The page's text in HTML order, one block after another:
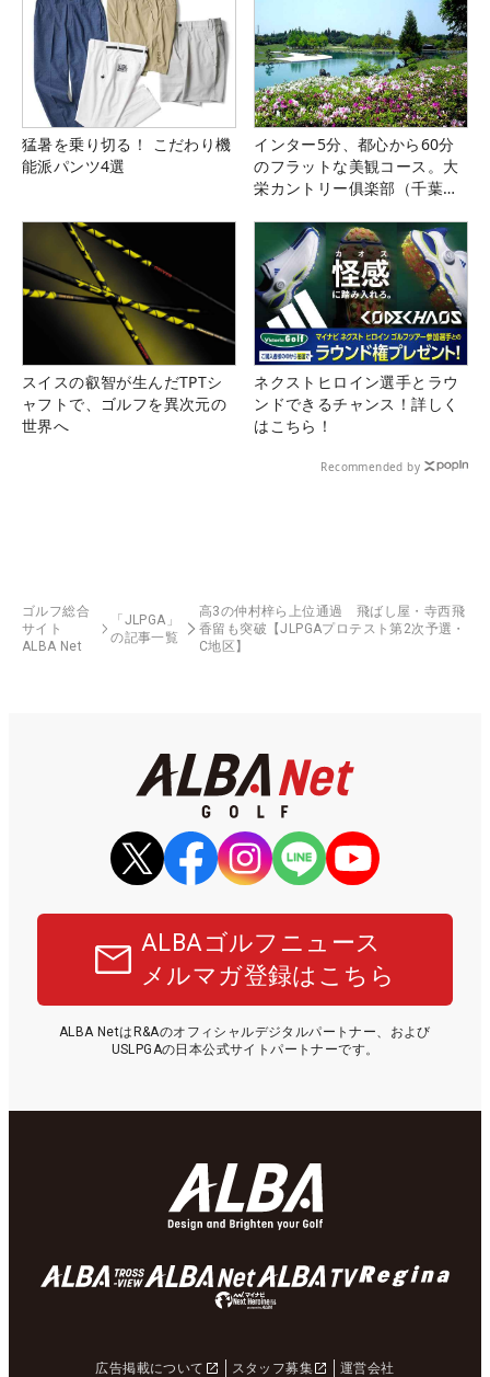
猛暑を乗り切る！ こだわり機
能派パンツ4選
インター5分、都心から60分
のフラットな美観コース。大
栄カントリー俱楽部（千葉
スイスの叡智が生んだTPTシ
ャフトで、ゴルフを異次元の
世界へ
ネクストヒロイン選手とラウ
ンドできるチャンス！詳しく
はこちら！
Recommended by
ゴルフ総合
サイト
ALBA Net
「JLPGA」
の記事一覧
高3の仲村梓ら上位通過 飛ばし屋・寺西飛
香留も突破【JLPGAプロテスト第2次予選・
C地区】
ALBAゴルフニュース
メルマガ登録はこちら
ALBA NetはR&Aのオフィシャルデジタルパートナー、および
USLPGAの日本公式サイトパートナーです。
広告掲載について スタッフ募集 運営会社